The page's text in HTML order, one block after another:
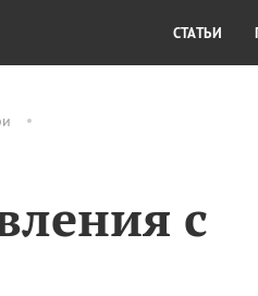
с
СТАТЬИ